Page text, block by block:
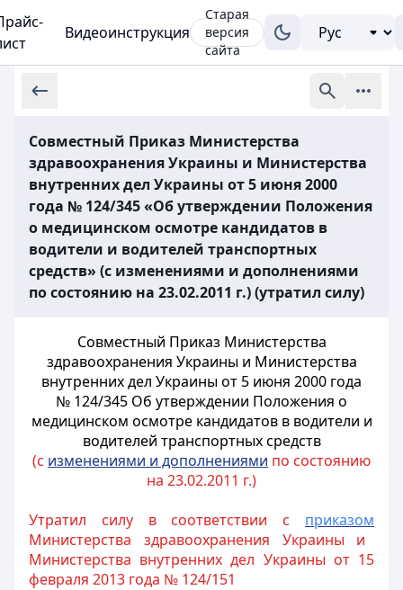
Видеоинструкция
Старая
версия
сайта
Совместный Приказ Министерства
здравоохранения Украины и Министерства
внутренних дел Украины от 5 июня 2000
года № 124/345 «Об утверждении Положения
о медицинском осмотре кандидатов в
водители и водителей транспортных
средств» (с изменениями и дополнениями
по состоянию на 23.02.2011 г.) (утратил силу)
Совместный Приказ Министерства
здравоохранения Украины и Министерства
внутренних дел Украины от 5 июня 2000 года
№ 124/345 Об утверждении Положения о
медицинском осмотре кандидатов в водители и
водителей транспортных средств
(с изменениями и дополнениями по состоянию
на 23.02.2011 г.)
Утратил силу в соответствии с приказом
Министерства здравоохранения Украины и
Министерства внутренних дел Украины от 15
февраля 2013 года № 124/151